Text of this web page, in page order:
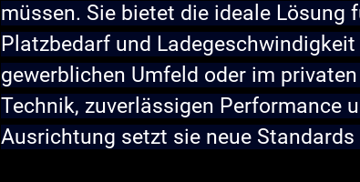
müssen. Sie bietet die ideale Lösung
Platzbedarf und
gewerblichen Umfeld oder im
Technik, zuverlässigen Performance
Ausrichtung setzt sie neue